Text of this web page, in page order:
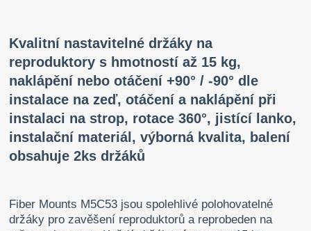
Kvalitní nastavitelné držáky na
reproduktory s hmotností až 15 kg,
naklápění nebo otáčení +90° / -90° dle
instalace na zeď, otáčení a naklápění při
instalaci na strop, rotace 360°, jistící lanko,
instalační materiál, výborná kvalita, balení
obsahuje 2ks držáků
Fiber Mounts M5C53 jsou spolehlivé polohovatelné
držáky pro zavěšení reproduktorů a reprobeden na